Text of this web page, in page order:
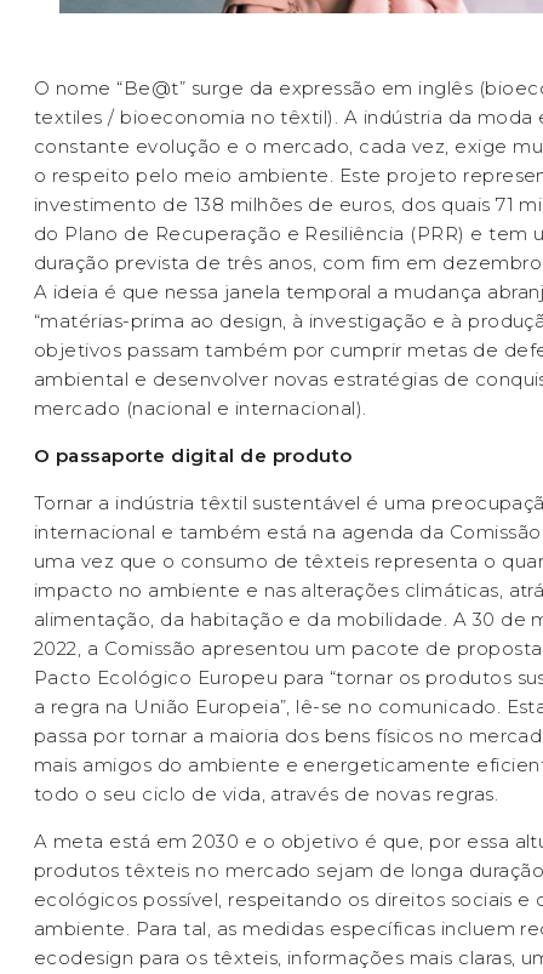
O nome “Be@t” surge da expressão em inglês
textiles / bioeconomia no têxtil). A indústria da moda
constante evolução e o mercado, cada vez, exige
o respeito pelo meio ambiente. Este projeto
investimento de 138 milhões de euros, dos quais 71
do Plano de Recuperação e Resiliência (PRR) e tem
duração prevista de três anos, com fim em
A ideia é que nessa janela temporal a mudança
“matérias-prima ao design, à investigação e à
objetivos passam também por cumprir metas de
ambiental e desenvolver novas estratégias de
mercado (nacional e internacional).
O passaporte digital de produto
Tornar a indústria têxtil sustentável é uma
internacional e também está na agenda da
uma vez que o consumo de têxteis representa o
impacto no ambiente e nas alterações climáticas,
alimentação, da habitação e da mobilidade. A 30 de
2022, a Comissão apresentou um pacote de
Pacto Ecológico Europeu para “tornar os produtos
a regra na União Europeia”, lê-se no comunicado.
passa por tornar a maioria dos bens físicos no
mais amigos do ambiente e energeticamente
todo o seu ciclo de vida, através de novas regras.
A meta está em 2030 e o objetivo é que, por essa
produtos têxteis no mercado sejam de longa
ecológicos possível, respeitando os direitos sociais e
ambiente. Para tal, as medidas específicas incluem
ecodesign para os têxteis, informações mais claras,